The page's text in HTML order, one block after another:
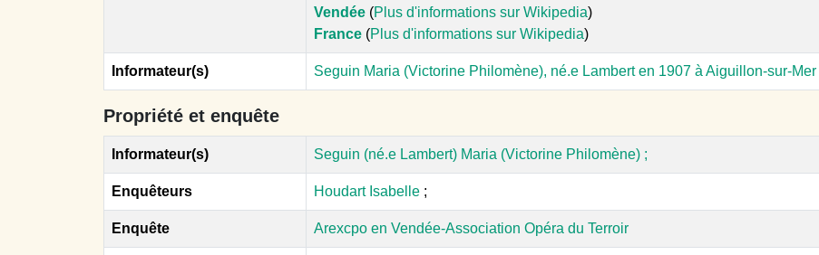
Vendée (Plus d'informations sur Wikipedia)
France (Plus d'informations sur Wikipedia)
Informateur(s) Seguin Maria (Victorine Philomène), né.e Lambert en 1907 à Aiguillon-sur-Mer
Propriété et enquête
Informateur(s) Seguin (né.e Lambert) Maria (Victorine Philomène) ;
Enquêteurs Houdart Isabelle ;
Enquête Arexcpo en Vendée-Association Opéra du Terroir